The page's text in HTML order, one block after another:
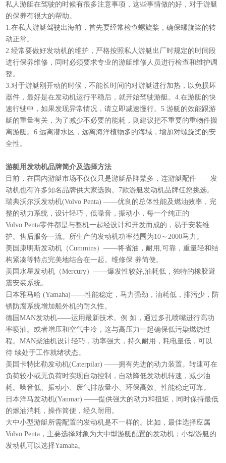
私人游艇在驾驶的时候有很多注意事项，这些事情做的好，对于游艇
的保养有很大的帮助。
1.在私人游艇驾驶出海前，首先要经常检查螺旋桨，确保螺旋桨的转
动正常。
2.经常要做好发动机的维护，严格按照私人游艇出厂时规定的时间段
进行保养维修，同时必须要求专业的游艇维修人员进行检查和维护调
整。
3.对于游艇刚开动的时候，不能长时间的对游艇进行加热，以免损坏
器件，最好是在发动机运行平稳后，就开始驾驶游艇。4.在游艇的快
速行驶中，如果发现异常情况，请立即减速慢行。5.游艇的效能跟游
艇的重量有关，为了减少不必要的能耗，则建议把不重要的重物件搬
离游艇。6.远离潜水区，远离海洋植物多的海域，增加对螺旋桨的安
全性。
游艇用发动机品牌简介及选择方法
目前，在国内游艇市场不仅仅只是游艇品牌繁多，连游艇配件——发
动机也有许多知名品牌供大家选购。7款游艇发动机品牌任您挑选。
瑞典沃尔沃发动机(Volvo Penta) ——优良的总体性能及燃油效率，完
整的动力系统，设计轻巧，低噪音，振动小，每一个纯正的
Volvo Penta零件都是与整机一起经设计和开发而成的，易于安装维
护。售后服务一流。所生产的发动机功率范围为10～2000马力。
美国康明斯发动机（Cummins）——将省油，耐用,可靠，重量轻和结
构紧凑等特点完美地结合在一起。维修保 养简便。
美国水星发动机（Mercury）——爆发性较好,油耗低，独特的橡胶避
震安装系统。
日本雅马哈 (Yamaha)——性能稳定，马力强劲，油耗低，排污少，防
锈防腐系统增加船外机的耐久性。
德国MAN发动机——运用最新技术。例 如，通过多孔喷嘴进行高功
率喷油。或者增压和空气中冷，这与高压力一起确保低污染燃烧过
程。MAN柴油机设计轻巧，功率强大，持久耐用，耗电量低，可以
待 续处于工作就绪状态。
美国卡特比勒发动机(Caterpilar) ——拥有先进的动力装置。转速可在
负荷较小或无负荷时实现自动控制，自动降低发动机转速，减少油
耗。噪音低、振动小、废气排放量小、环保高效、性能稳定可靠。
日本洋马发动机(Yanmar) ——提供强大的动力和扭矩，同时保持最低
的燃油消耗，操作简便，经久耐用。
大中小型游艇所需配置的发动机是不一样的。比如，最佳选择应属
Volvo Penta，主要选择对象为大中型游艇配置的发动机；小型游艇的
发动机可以选择Yamaha。